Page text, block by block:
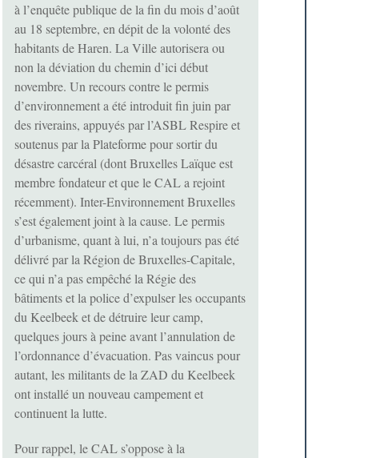
à l’enquête publique de la fin du mois d’août
au 18 septembre, en dépit de la volonté des
habitants de Haren. La Ville autorisera ou
non la déviation du chemin d’ici début
novembre. Un recours contre le permis
d’environnement a été introduit fin juin par
des riverains, appuyés par l’ASBL Respire et
soutenus par la Plateforme pour sortir du
désastre carcéral (dont Bruxelles Laïque est
membre fondateur et que le CAL a rejoint
récemment). Inter-Environnement Bruxelles
s’est également joint à la cause. Le permis
d’urbanisme, quant à lui, n’a toujours pas été
délivré par la Région de Bruxelles-Capitale,
ce qui n’a pas empêché la Régie des
bâtiments et la police d’expulser les occupants
du Keelbeek et de détruire leur camp,
quelques jours à peine avant l’annulation de
l’ordonnance d’évacuation. Pas vaincus pour
autant, les militants de la ZAD du Keelbeek
ont installé un nouveau campement et
continuent la lutte.
Pour rappel, le CAL s’oppose à la